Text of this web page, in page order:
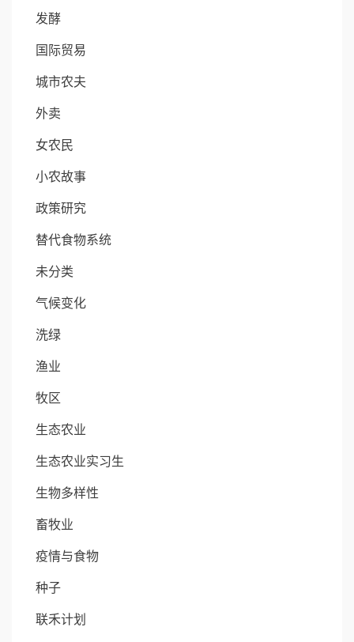
发酵
国际贸易
城市农夫
外卖
女农民
小农故事
政策研究
替代食物系统
未分类
气候变化
洗绿
渔业
牧区
生态农业
生态农业实习生
生物多样性
畜牧业
疫情与食物
种子
联禾计划